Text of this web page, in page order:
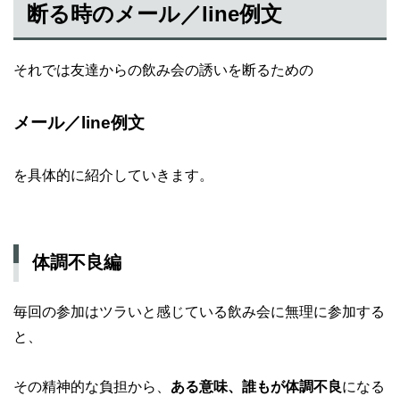
断る時のメール／line例文
それでは友達からの飲み会の誘いを断るための
メール／line例文
を具体的に紹介していきます。
体調不良編
毎回の参加はツラいと感じている飲み会に無理に参加する
と、
その精神的な負担から、 ある意味、誰もが体調不良になる